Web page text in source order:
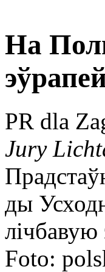
На
PR dla
Jury
ды
лічбавую
Foto: